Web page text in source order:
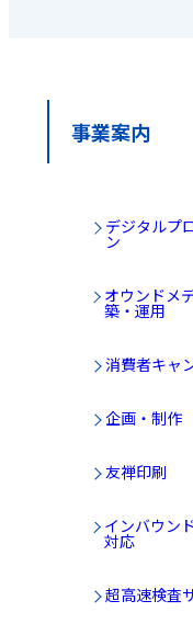
事業案内
デジタルプ
ン
オウンドメ
築・運用
消費者キャ
企画・制作
友禅印刷
インバウン
対応
超高速検査